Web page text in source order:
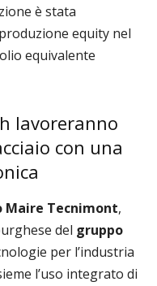
è stata
equity nel
equivalente
lavoreranno
con una
Maire Tecnimont,
del gruppo
per l’industria
l’uso integrato di